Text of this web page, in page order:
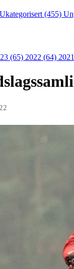
Ukategorisert (455)
(65) 2022 (64)